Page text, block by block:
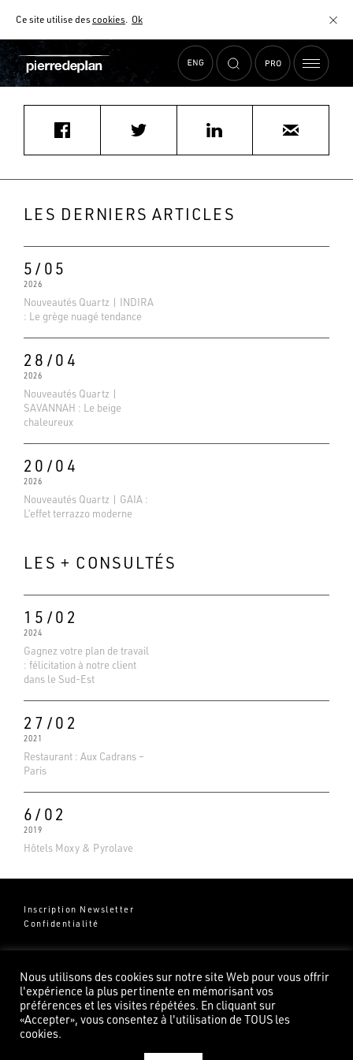
Ce site utilise descookies. Ok
AIDE AU CHOIX
Accueil Actualités sergelombardi98@gmail.com
LES DERNIERS ARTICLES
5/05
2026
Nouveautés Quartz | INDIRA
: Le grège nuagé tendance
28/04
2026
Nouveautés Quartz |
SAVANNAH : Le beige
chaleureux
20/04
2026
Nouveautés Quartz | GAIA :
L’effet terrazzo moderne
LES + CONSULTÉS
15/02
2024
Gagnez votre plan de travail
: félicitation à notre client
dans le Sud-Est
27/02
2021
Restaurant : Aux Cadrans –
Paris
6/02
2019
Hôtels Moxy & Pyrolave
Inscription Newsletter
Confidentialité
Groupe Pierredeplan
82100 Castelsarrasin
Nous utilisons des cookies sur notre site Web pour vous offrir
l'expérience la plus pertinente en mémorisant vos
préférences et les visites répétées. En cliquant sur
«Accepter», vous consentez à l'utilisation de TOUS les
cookies.